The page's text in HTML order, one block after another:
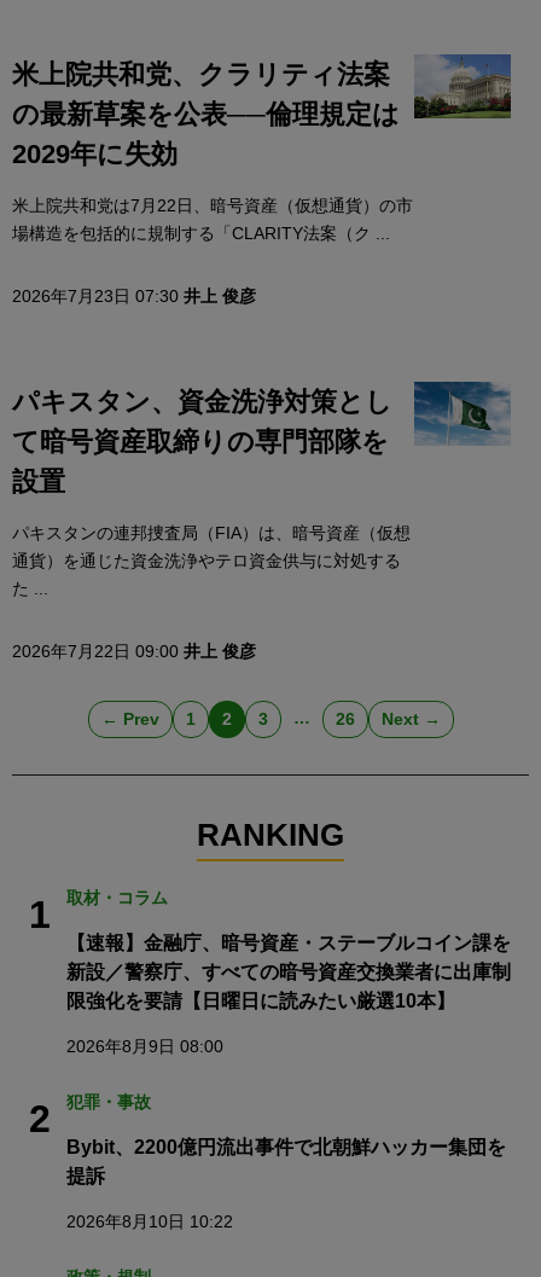
米上院共和党、クラリティ法案
の最新草案を公表──倫理規定は
2029年に失効
米上院共和党は7月22日、暗号資産（仮想通貨）の市
場構造を包括的に規制する「CLARITY法案（ク ...
2026年7月23日 07:30 井上 俊彦
パキスタン、資金洗浄対策とし
て暗号資産取締りの専門部隊を
設置
パキスタンの連邦捜査局（FIA）は、暗号資産（仮想
通貨）を通じた資金洗浄やテロ資金供与に対処する
た ...
2026年7月22日 09:00 井上 俊彦
← Prev 1 2 3 … 26 Next →
RANKING
1 取材・コラム
【速報】金融庁、暗号資産・ステーブルコイン課を
新設／警察庁、すべての暗号資産交換業者に出庫制
限強化を要請【日曜日に読みたい厳選10本】
2026年8月9日 08:00
2 犯罪・事故
Bybit、2200億円流出事件で北朝鮮ハッカー集団を
提訴
2026年8月10日 10:22